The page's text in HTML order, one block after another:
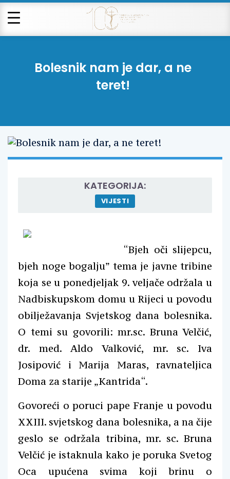
Bolesnik nam je dar, a ne
teret!
KATEGORIJA:
VIJESTI
“Bjeh oči slijepcu,
bjeh noge bogalju” tema je javne tribine
koja se u ponedjeljak 9. veljače održala u
Nadbiskupskom domu u Rijeci u povodu
obilježavanja Svjetskog dana bolesnika.
O temi su govorili: mr.sc. Bruna Velčić,
dr. med. Aldo Valković, mr. sc. Iva
Josipović i Marija Maras, ravnateljica
Doma za starije „Kantrida“.
Govoreći o poruci pape Franje u povodu
XXIII. svjetskog dana bolesnika, a na čije
geslo se održala tribina, mr. sc. Bruna
Velčić je istaknula kako je poruka Svetog
Oca upućena svima koji brinu o